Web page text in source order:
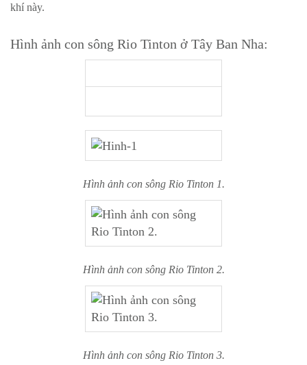
khí này.
Hình ảnh con sông Rio Tinton ở Tây Ban Nha:
Hình ảnh con sông Rio Tinton 1.
Hình ảnh con sông Rio Tinton 2.
Hình ảnh con sông Rio Tinton 3.